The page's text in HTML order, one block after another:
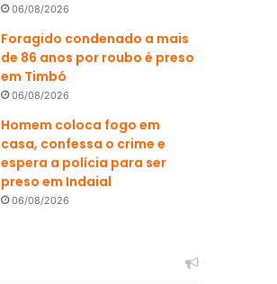
06/08/2026
Foragido condenado a mais
de 86 anos por roubo é preso
em Timbó
06/08/2026
Homem coloca fogo em
casa, confessa o crime e
espera a polícia para ser
preso em Indaial
06/08/2026